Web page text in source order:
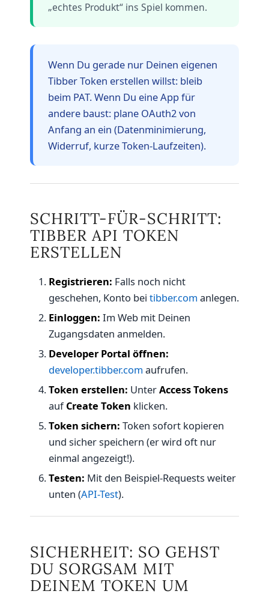
„echtes Produkt“ ins Spiel kommen.
Wenn Du gerade nur Deinen eigenen
Tibber Token erstellen willst: bleib
beim PAT. Wenn Du eine App für
andere baust: plane OAuth2 von
Anfang an ein (Datenminimierung,
Widerruf, kurze Token-Laufzeiten).
SCHRITT-FÜR-SCHRITT:
TIBBER API TOKEN
ERSTELLEN
Registrieren: Falls noch nicht
geschehen, Konto beitibber.com anlegen.
Einloggen: Im Web mit Deinen
Zugangsdaten anmelden.
Developer Portal öffnen:
developer.tibber.com aufrufen.
Token erstellen: UnterAccess Tokens
aufCreate Token klicken.
Token sichern: Token sofort kopieren
und sicher speichern (er wird oft nur
einmal angezeigt!).
Testen: Mit den Beispiel-Requests weiter
unten (API-Test).
SICHERHEIT: SO GEHST
DU SORGSAM MIT
DEINEM TOKEN UM